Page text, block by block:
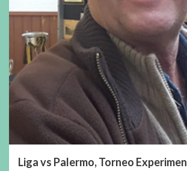
Liga vs Palermo, Torneo